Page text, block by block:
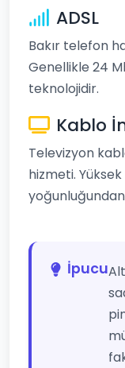
ADSL
Bakır telefon
Genellikle 24
teknolojidir.
Kablo
Televizyon
hizmeti.
İpucu